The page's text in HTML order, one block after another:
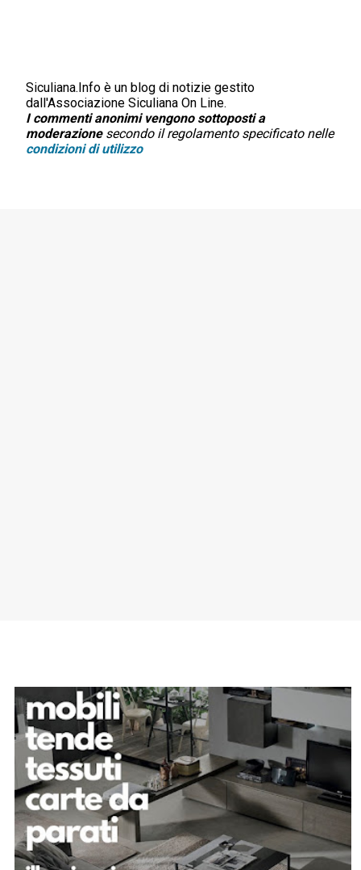
P
o
s
t
a
Siculiana.Info è un blog di notizie gestito
dall'Associazione Siculiana On Line.
I commenti anonimi vengono sottoposti a
moderazionesecondo il regolamento specificato nelle
condizioni di utilizzo